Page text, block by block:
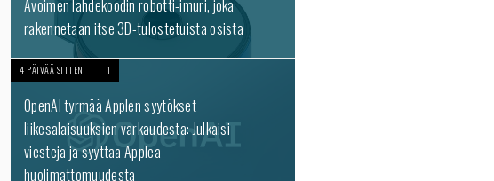
Avoimen lähdekoodin robotti-imuri, joka
rakennetaan itse 3D-tulostetuista osista
4 PÄIVÄÄ SITTEN 1
OpenAI tyrmää Applen syytökset
liikesalaisuuksien varkaudesta: Julkaisi
viestejä ja syyttää Applea
huolimattomuudesta